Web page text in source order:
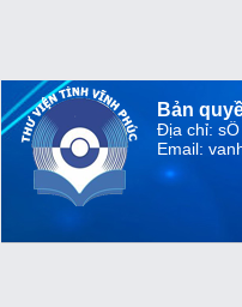
Bản
Địa chỉ:
Email: